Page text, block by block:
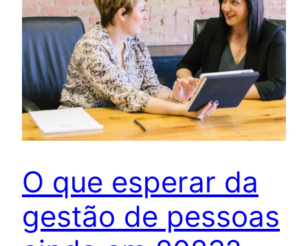
O que esperar da
gestão de pessoas